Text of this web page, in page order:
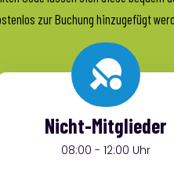
zur Buchung hinzugefügt

Nicht-Mitglieder
08:00 - 12:00 Uhr